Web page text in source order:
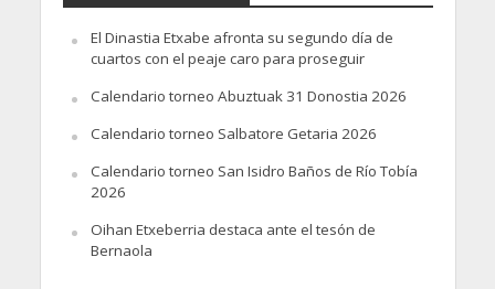
El Dinastia Etxabe afronta su segundo día de
cuartos con el peaje caro para proseguir
Calendario torneo Abuztuak 31 Donostia 2026
Calendario torneo Salbatore Getaria 2026
Calendario torneo San Isidro Baños de Río Tobía
2026
Oihan Etxeberria destaca ante el tesón de
Bernaola